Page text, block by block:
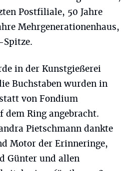
Postfiliale, 50 Jahre
Mehrgenerationenhaus,
Spitze.
in der Kunstgießerei
Buchstaben wurden in
von Fondium
dem Ring angebracht.
Pietschmann dankte
Motor der Erinneringe,
Günter und allen